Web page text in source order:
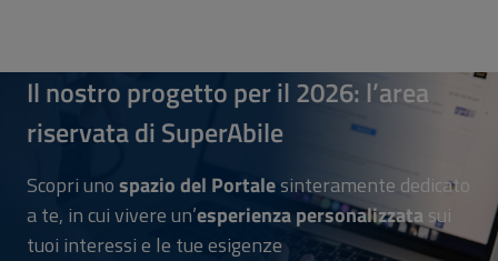
Il nostro progetto per il 2026: l’area
riservata di SuperAbile
Scopri unospazio del Portalesinteramente dedicato
a te, in cui vivere un’esperienza personalizzata sui
tuoi interessi e le tue esigenze